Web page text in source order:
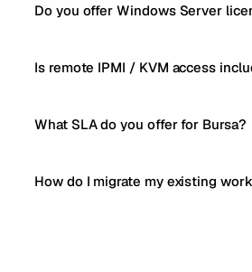
Do you offer Windows Server
Is remote IPMI / KVM access
What SLA do you offer for Bursa?
How do I migrate my existing